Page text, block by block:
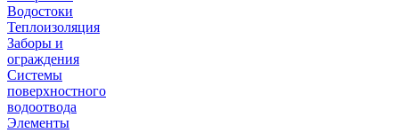
Водостоки
Теплоизоляция
Заборы и
ограждения
Системы
поверхностного
водоотвода
Элементы